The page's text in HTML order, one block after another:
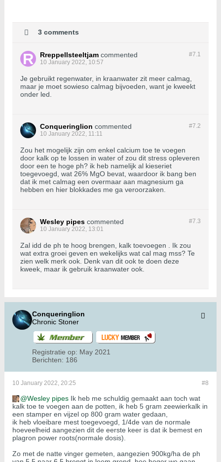
3 comments
#7.1
Rreppellsteeltjam commented
10 January 2022, 10:57
Je gebruikt regenwater, in kraanwater zit meer calmag,
maar je moet sowieso calmag bijvoeden, want je kweekt
onder led.
#7.2
Conqueringlion commented
10 January 2022, 11:11
Zou het mogelijk zijn om enkel calcium toe te voegen
door kalk op te lossen in water of zou dit stress opleveren
door een te hoge ph? ik heb namelijk al kieseriet
toegevoegd, wat 26% MgO bevat, waardoor ik bang ben
dat ik met calmag een overmaar aan magnesium ga
hebben en hier blokkades me ga veroorzaken.
#7.3
Wesley pipes commented
10 January 2022, 13:01
Zal idd de ph te hoog brengen, kalk toevoegen . Ik zou
wat extra groei geven en wekelijks wat cal mag mss? Te
zien welk merk ook. Denk van dit ook te doen deze
kweek, maar ik gebruik kraanwater ook.
Conqueringlion
Chronic Stoner
Registratie op: May 2021
Berichten: 186
#8
10 January 2022, 20:25
Wesley pipes Ik heb me schuldig gemaakt aan toch wat
kalk toe te voegen aan de potten, ik heb 5 gram zeewierkalk in
een stamper en vijzel op 800 gram water gedaan,
ik heb vloeibare mest toegevoegd, 1/4de van de normale
hoeveelheid aangezien dit de eerste keer is dat ik bemest en
plagron power roots(normale dosis).
Zo met de natte vinger gemeten, aangezien 900kg/ha de ph